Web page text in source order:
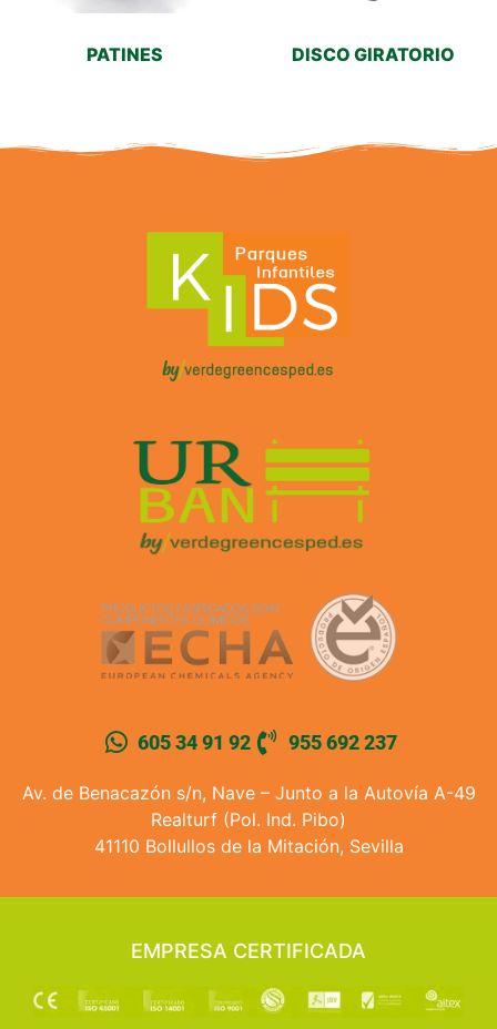
PATINES DISCO GIRATORIO
605 34 91 92 955 692 237
Av. de Benacazón s/n, Nave – Junto a la Autovía A-49
Realturf (Pol. Ind. Pibo)
41110 Bollullos de la Mitación, Sevilla
EMPRESA CERTIFICADA